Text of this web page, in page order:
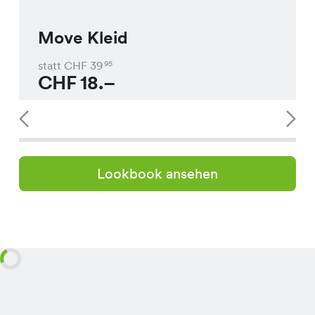
Move Kleid
statt CHF 3995
CHF18.–
Lookbook ansehen